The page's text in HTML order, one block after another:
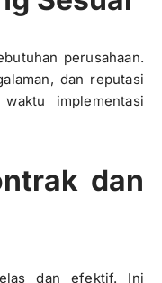
perusahaan.
dan reputasi
implementasi
dan
dan efektif. Ini